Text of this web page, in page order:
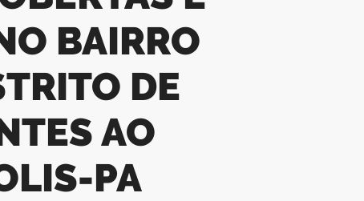
BAIRRO
DE
AO
PA